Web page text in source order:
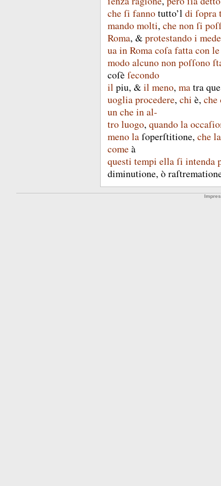
che ſi fannotutto’l di ſopra
mandomolti, che nonſi
Roma, &protestandoi
uainRomacoſafattaconle
modoalcunononpoſſono
coſè ſecondo
il piu, &il meno, matraque
uogliaprocedere, chi è, che
unche inal-
troluogo, quandola
menolaſoperſtitione, che la
come à
questi tempi ellaſi intenda
diminutione, ò